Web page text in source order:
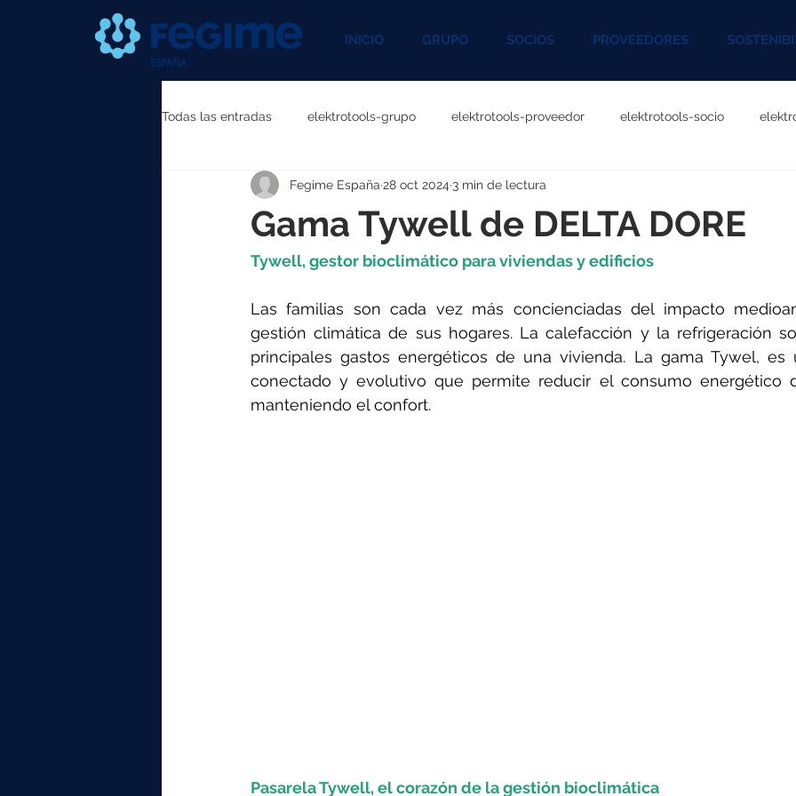
INICIO GRUPO SOCIOS PROVEEDORES
Todas las entradas elektrotools-grupo elektrotools-proveedor elektrotools-socio
elektrotools-P111000 elektrotools-P060000 elektrotools-P027000
elektrotools-P087000 elektrotools-P096000 elektrotools-P041000
elektrotools-P040000 elektrotools-P046000 elektrotools-P121000 elektrotools-
elektrotools-P059000 elektrotools-P086000
Gama Tywell de DELTA DORE
Fegime España 28 oct 2024 3 min de lectura
Tywell, gestor bioclimático para viviendas y edificios
Las familias son cada vez más concienciadas del impacto
gestión climática de sus hogares. La calefacción y la refrigeración
principales gastos energéticos de una vivienda. La gama Tywel, es
conectado y evolutivo que permite reducir el consumo energético
manteniendo el confort.
Pasarela Tywell, el corazón de la gestión bioclimática